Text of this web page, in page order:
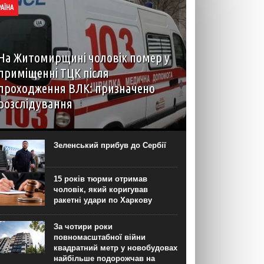
Житомирщині чоловік помер у
ТЦК після
ВЛК: призначено
серпня до територіального центру
на Житомирщині доставили
який фігурував як порушник правил
обліку. Під час перебування у
він знепритомнів, а потім помер. Про
Зеленський прибув до Сербії
15 років тюрми отримав
чоловік, який коригував
ракетні удари по Харкову
За чотири роки
повномасштабної війни
квадратний метр у новобудовах
найбільше подорожчав на